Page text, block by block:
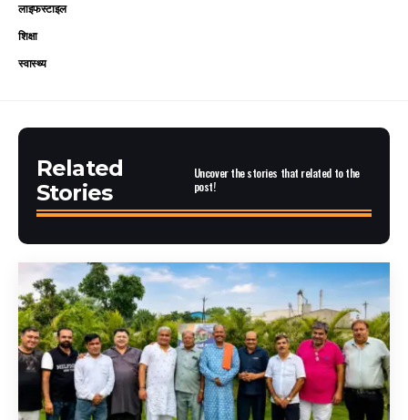
लाइफस्टाइल
शिक्षा
स्वास्थ्य
Related
Stories
Uncover the stories that related to the
post!